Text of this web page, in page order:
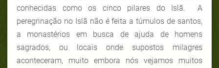
conhecidas como os cinco pilares do Islã. A
peregrinação no Islã não é feita a túmulos de santos,
a monastérios em busca de ajuda de homens
sagrados, ou locais onde supostos milagres
aconteceram, muito embora nós vejamos muitos